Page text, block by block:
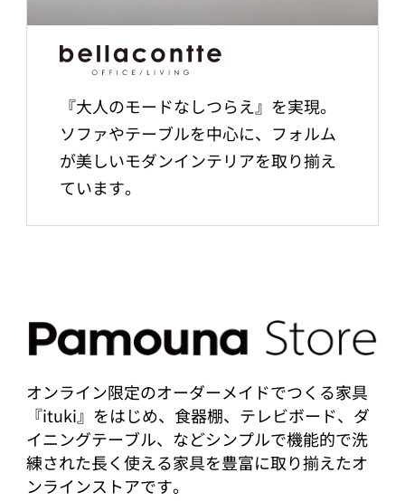
『大人のモードなしつらえ』を実現。
ソファやテーブルを中心に、フォルム
が美しいモダンインテリアを取り揃え
ています。
オンライン限定のオーダーメイドでつくる家具
『ituki』をはじめ、食器棚、テレビボード、ダ
イニングテーブル、などシンプルで機能的で洗
練された長く使える家具を豊富に取り揃えたオ
ンラインストアです。